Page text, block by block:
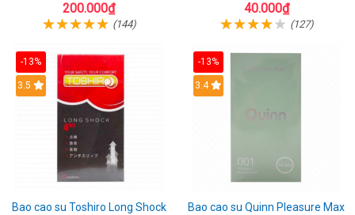
200.000₫
(144)
40.000₫
(127)
-13%
3.5
Bao cao su Toshiro Long Shock
-13%
3.4
Bao cao su Quinn Pleasure Max